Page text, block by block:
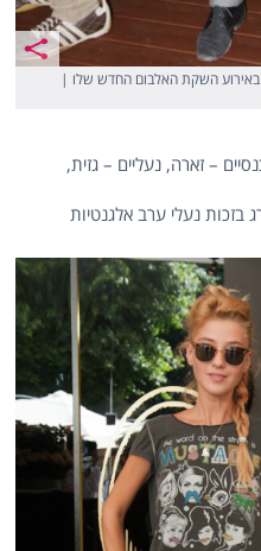
באירוע השקת האלבום החדש שלו |
– זארה, נעליים – גזית,
בזכות נעלי ערב אלגנטיות